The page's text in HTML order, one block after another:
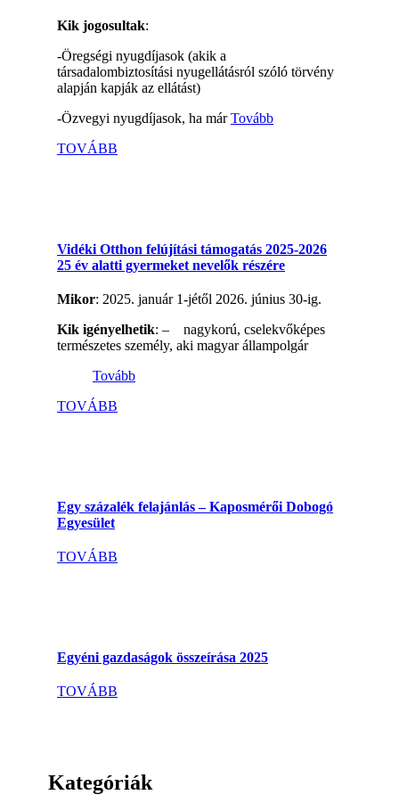
Kik jogosultak:
-Öregségi nyugdíjasok (akik a
társadalombiztosítási nyugellátásról szóló törvény
alapján kapják az ellátást)
-Özvegyi nyugdíjasok, ha márTovább
TOVÁBB
Vidéki Otthon felújítási támogatás 2025-2026
25 év alatti gyermeket nevelők részére
Mikor: 2025. január 1-jétől 2026. június 30-ig.
Kik igényelhetik: – nagykorú, cselekvőképes
természetes személy, aki magyar állampolgár
Tovább
TOVÁBB
Egy százalék felajánlás – Kaposmérői Dobogó
Egyesület
TOVÁBB
Egyéni gazdaságok összeírása 2025
TOVÁBB
Kategóriák